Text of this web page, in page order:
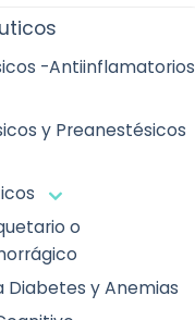
-Antiinflamatorios
y Preanestésicos
o
Diabetes y Anemias